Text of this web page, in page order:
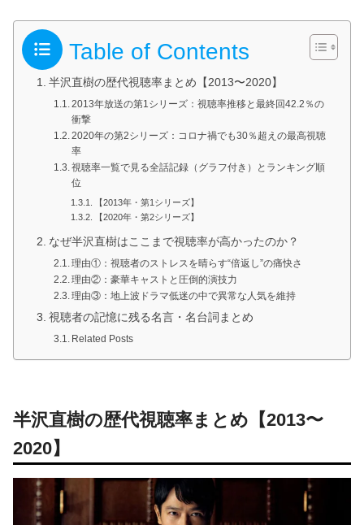
Table of Contents
半沢直樹の歴代視聴率まとめ【2013〜2020】
2013年放送の第1シリーズ：視聴率推移と最終回42.2％の
衝撃
2020年の第2シリーズ：コロナ禍でも30％超えの最高視聴
率
視聴率一覧で見る全話記録（グラフ付き）とランキング順
位
【2013年・第1シリーズ】
【2020年・第2シリーズ】
なぜ半沢直樹はここまで視聴率が高かったのか？
理由①：視聴者のストレスを晴らす“倍返し”の痛快さ
理由②：豪華キャストと圧倒的演技力
理由③：地上波ドラマ低迷の中で異常な人気を維持
視聴者の記憶に残る名言・名台詞まとめ
Related Posts
半沢直樹の歴代視聴率まとめ【2013〜
2020】